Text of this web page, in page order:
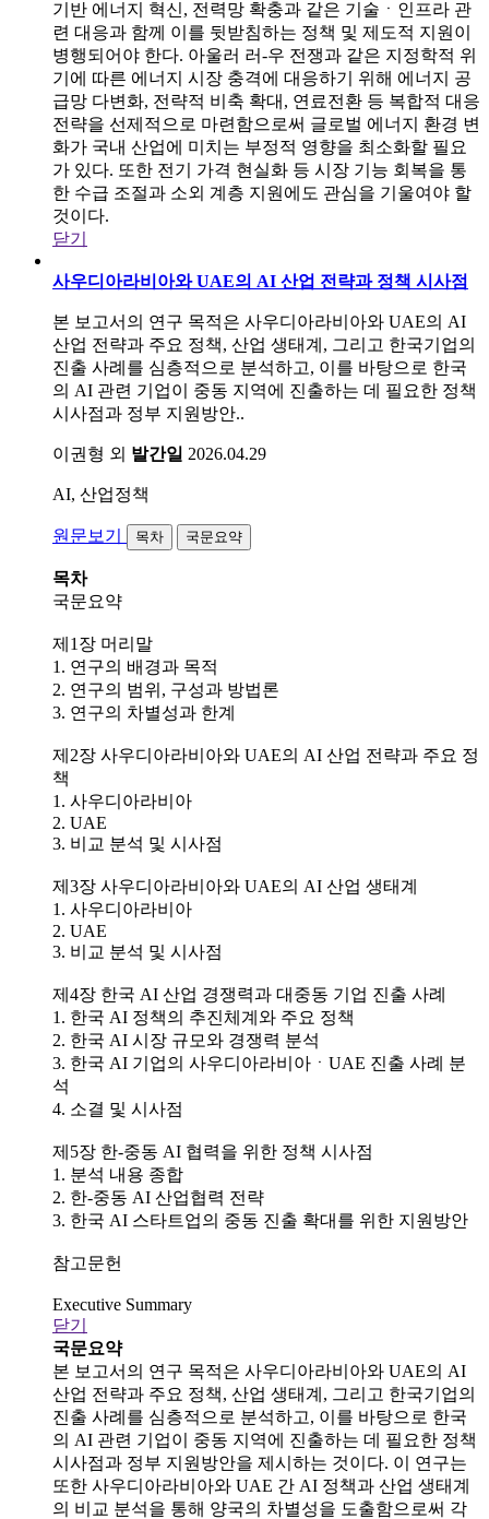
기반 에너지 혁신, 전력망 확충과 같은 기술ㆍ인프라 관
련 대응과 함께 이를 뒷받침하는 정책 및 제도적 지원이
병행되어야 한다. 아울러 러-우 전쟁과 같은 지정학적 위
기에 따른 에너지 시장 충격에 대응하기 위해 에너지 공
급망 다변화, 전략적 비축 확대, 연료전환 등 복합적 대응
전략을 선제적으로 마련함으로써 글로벌 에너지 환경 변
화가 국내 산업에 미치는 부정적 영향을 최소화할 필요
가 있다. 또한 전기 가격 현실화 등 시장 기능 회복을 통
한 수급 조절과 소외 계층 지원에도 관심을 기울여야 할
것이다.
닫기
사우디아라비아와 UAE의 AI 산업 전략과 정책 시사점
본 보고서의 연구 목적은 사우디아라비아와 UAE의 AI
산업 전략과 주요 정책, 산업 생태계, 그리고 한국기업의
진출 사례를 심층적으로 분석하고, 이를 바탕으로 한국
의 AI 관련 기업이 중동 지역에 진출하는 데 필요한 정책
시사점과 정부 지원방안..
이권형 외 발간일 2026.04.29
AI, 산업정책
원문보기 목차 국문요약
목차
국문요약
제1장 머리말
1. 연구의 배경과 목적
2. 연구의 범위, 구성과 방법론
3. 연구의 차별성과 한계
제2장 사우디아라비아와 UAE의 AI 산업 전략과 주요 정
책
1. 사우디아라비아
2. UAE
3. 비교 분석 및 시사점
제3장 사우디아라비아와 UAE의 AI 산업 생태계
1. 사우디아라비아
2. UAE
3. 비교 분석 및 시사점
제4장 한국 AI 산업 경쟁력과 대중동 기업 진출 사례
1. 한국 AI 정책의 추진체계와 주요 정책
2. 한국 AI 시장 규모와 경쟁력 분석
3. 한국 AI 기업의 사우디아라비아ㆍUAE 진출 사례 분
석
4. 소결 및 시사점
제5장 한-중동 AI 협력을 위한 정책 시사점
1. 분석 내용 종합
2. 한-중동 AI 산업협력 전략
3. 한국 AI 스타트업의 중동 진출 확대를 위한 지원방안
참고문헌
Executive Summary
닫기
국문요약
본 보고서의 연구 목적은 사우디아라비아와 UAE의 AI
산업 전략과 주요 정책, 산업 생태계, 그리고 한국기업의
진출 사례를 심층적으로 분석하고, 이를 바탕으로 한국
의 AI 관련 기업이 중동 지역에 진출하는 데 필요한 정책
시사점과 정부 지원방안을 제시하는 것이다. 이 연구는
또한 사우디아라비아와 UAE 간 AI 정책과 산업 생태계
의 비교 분석을 통해 양국의 차별성을 도출함으로써 각